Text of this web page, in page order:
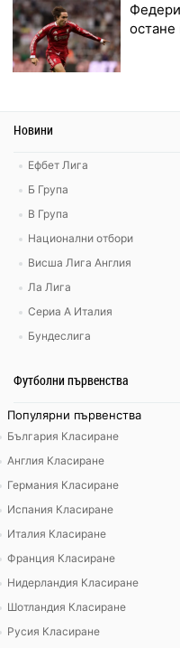
Новини
Ефбет Лига
Б Група
В Група
Национални отбори
Висша Лига Англия
Ла Лига
Сериа А Италия
Бундеслига
Футболни първенства
Популярни първенства
България Класиране
Англия Класиране
Германия Класиране
Испания Класиране
Италия Класиране
Франция Класиране
Нидерландия Класиране
Шотландия Класиране
Русия Класиране